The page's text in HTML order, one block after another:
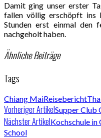
Damit ging unser erster
fallen völlig erschöpft
Stunden erst einmal den
nachgeholt haben.
Ähnliche Beiträge
Tags
Chiang MaiReisebericht
Vorheriger ArtikelSupper Club
Nächster ArtikelKochschule in
School